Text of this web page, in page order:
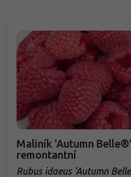
Maliník 'Autumn
remontantní
Rubus idaeus 'Autumn